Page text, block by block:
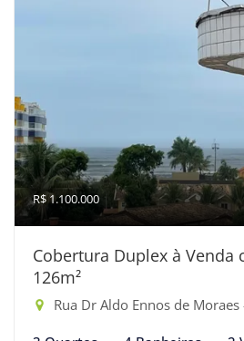
R$ 1.100.000
Cobertura Duplex à Venda
126m²
Rua Dr Aldo Ennos de Moraes -